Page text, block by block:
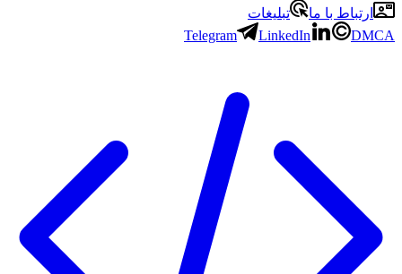
ارتباط با ما
تبلیغات
Telegram
LinkedIn DMCA